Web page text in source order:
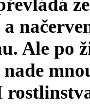
Ale po